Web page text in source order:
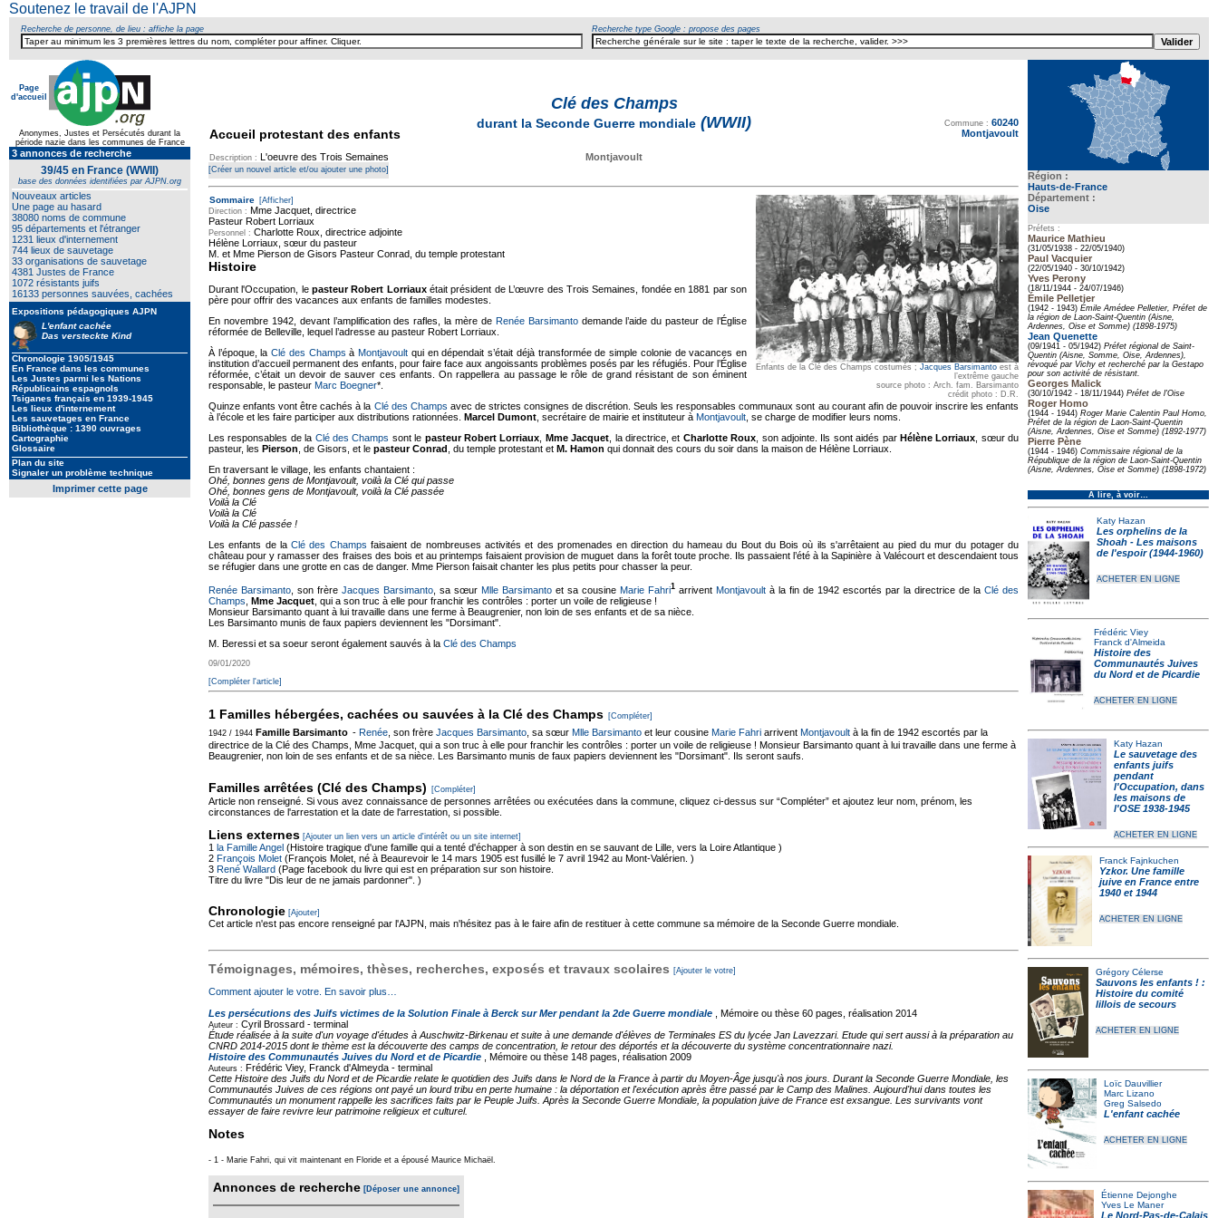
Soutenez le travail de l'AJPN
Recherche de personne, de lieu : affiche la page Recherche type Google : propose des pages
Page
d'accueil
Anonymes, Justes et Persécutés durant la
période nazie dans les communes de France
3 annonces de recherche
39/45 en France (WWII)
base des données identifiées par AJPN.org
Nouveaux articles
Une page au hasard
38080 noms de commune
95 départements et l'étranger
1231 lieux d'internement
744 lieux de sauvetage
33 organisations de sauvetage
4381 Justes de France
1072 résistants juifs
16133 personnes sauvées, cachées
Expositions pédagogiques AJPN
L'enfant cachée
Das versteckte Kind
Chronologie 1905/1945
En France dans les communes
Les Justes parmi les Nations
Républicains espagnols
Tsiganes français en 1939-1945
Les lieux d'internement
Les sauvetages en France
Bibliothèque : 1390 ouvrages
Cartographie
Glossaire
Plan du site
Signaler un problème technique
Imprimer cette page
Région :
Hauts-de-France
Département :
Oise
Préfets :
Maurice Mathieu
(31/05/1938 - 22/05/1940)
Paul Vacquier
(22/05/1940 - 30/10/1942)
Yves Perony
(18/11/1944 - 24/07/1946)
Émile Pelletier
(1942 - 1943) Émile Amédee Pelletier, Préfet de
la région de Laon-Saint-Quentin (Aisne,
Ardennes, Oise et Somme) (1898-1975)
Jean Quenette
(09/1941 - 05/1942) Préfet régional de Saint-
Quentin (Aisne, Somme, Oise, Ardennes),
révoqué par Vichy et recherché par la Gestapo
pour son activité de résistant.
Georges Malick
(30/10/1942 - 18/11/1944) Préfet de l'Oise
Roger Homo
(1944 - 1944) Roger Marie Calentin Paul Homo,
Préfet de la région de Laon-Saint-Quentin
(Aisne, Ardennes, Oise et Somme) (1892-1977)
Pierre Pène
(1944 - 1946) Commissaire régional de la
République de la région de Laon-Saint-Quentin
(Aisne, Ardennes, Oise et Somme) (1898-1972)
À lire, à voir…
Katy Hazan
Les orphelins de la
Shoah - Les maisons
de l'espoir (1944-1960)
ACHETER EN LIGNE
Frédéric Viey
Franck d'Almeida
Histoire des
Communautés Juives
du Nord et de Picardie
ACHETER EN LIGNE
Katy Hazan
Le sauvetage des
enfants juifs
pendant
l'Occupation, dans
les maisons de
l'OSE 1938-1945
ACHETER EN LIGNE
Franck Fajnkuchen
Yzkor. Une famille
juive en France entre
1940 et 1944
ACHETER EN LIGNE
Grégory Célerse
Sauvons les enfants ! :
Histoire du comité
lillois de secours
ACHETER EN LIGNE
Loïc Dauvillier
Marc Lizano
Greg Salsedo
L'enfant cachée
ACHETER EN LIGNE
Étienne Dejonghe
Yves Le Maner
Le Nord-Pas-de-Calais
Accueil protestant des enfants
Description : L'oeuvre des Trois Semaines
Clé des Champs
durant la Seconde Guerre mondiale (WWII)
Montjavoult
Commune : 60240
Montjavoult
[Créer un nouvel article et/ou ajouter une photo]
Enfants de la Clé des Champs costumés ; Jacques Barsimanto est à
l’extrême gauche
source photo : Arch. fam. Barsimanto
crédit photo : D.R.
Sommaire [Afficher]
Direction : Mme Jacquet, directrice
Pasteur Robert Lorriaux
Personnel : Charlotte Roux, directrice adjointe
Hélène Lorriaux, sœur du pasteur
M. et Mme Pierson de Gisors Pasteur Conrad, du temple protestant
Histoire
Durant l'Occupation, lepasteur Robert Lorriauxétait président de L’œuvre des Trois Semaines, fondée en 1881 par son
père pour offrir des vacances aux enfants de familles modestes.
En novembre 1942, devant l’amplification des rafles, la mère de Renée Barsimantodemande l’aide du pasteur de l’Église
réformée de Belleville, lequel l’adresse au pasteur Robert Lorriaux.
À l’époque, laClé des Champs àMontjavoult qui en dépendait s’était déjà transformée de simple colonie de vacances en
institution d’accueil permanent des enfants, pour faire face aux angoissants problèmes posés par les réfugiés. Pour l’Église
réformée, c’était un devoir de sauver ces enfants. On rappellera au passage le rôle de grand résistant de son éminent
responsable, le pasteur Marc Boegner*.
Quinze enfants vont être cachés à la Clé des Champs avec de strictes consignes de discrétion. Seuls les responsables communaux sont au courant afin de pouvoir inscrire les enfants
à l’école et les faire participer aux distributions rationnées. Marcel Dumont , secrétaire de mairie et instituteur à Montjavoult , se charge de modifier leurs noms.
Les responsables de la Clé des Champs sont le pasteur Robert Lorriaux Mme Jacquet , la directrice, et Charlotte Roux , son adjointe. Ils sont aidés par Hélène Lorriaux , sœur du
pasteur, les Pierson , de Gisors, et le pasteur Conrad , du temple protestant et M. Hamon qui donnait des cours du soir dans la maison de Hélène Lorriaux.
En traversant le village, les enfants chantaient :
Ohé, bonnes gens de Montjavoult, voilà la Clé qui passe
Ohé, bonnes gens de Montjavoult, voilà la Clé passée
Voilà la Clé
Voilà la Clé
Voilà la Clé passée !
Les enfants de laClé des Champs faisaient de nombreuses activités et des promenades en direction du hameau du Bout du Bois où ils s'arrêtaient au pied du mur du potager du
château pour y ramasser des fraises des bois et au printemps faisaient provision de muguet dans la forêt toute proche. Ils passaient l’été à la Sapinière à Valécourt et descendaient tous
se réfugier dans une grotte en cas de danger. Mme Pierson faisait chanter les plus petits pour chasser la peur.
Renée Barsimanto , son frère Jacques Barsimanto , sa sœur Mlle Barsimanto et sa cousine Marie Fahri1 arrivent Montjavoult à la fin de 1942 escortés par la directrice de la Clé des
Champs Mme Jacquet , qui a son truc à elle pour franchir les contrôles : porter un voile de religieuse !
Monsieur Barsimanto quant à lui travaille dans une ferme à Beaugrenier, non loin de ses enfants et de sa nièce.
Les Barsimanto munis de faux papiers deviennent les "Dorsimant".
M. Beressi et sa soeur seront également sauvés à la Clé des Champs
09/01/2020
[Compléter l'article]
1 Familles hébergées, cachées ou sauvées à la Clé des Champs [Compléter]
1942 / 1944 Famille Barsimanto - Renée , son frère Jacques Barsimanto , sa sœur Mlle Barsimanto et leur cousine Marie Fahri arrivent Montjavoult à la fin de 1942 escortés par la
directrice de la Clé des Champs, Mme Jacquet, qui a son truc à elle pour franchir les contrôles : porter un voile de religieuse ! Monsieur Barsimanto quant à lui travaille dans une ferme à
Beaugrenier, non loin de ses enfants et de sa nièce. Les Barsimanto munis de faux papiers deviennent les "Dorsimant". Ils seront saufs.
Familles arrêtées (Clé des Champs) [Compléter]
Article non renseigné. Si vous avez connaissance de personnes arrêtées ou exécutées dans la commune, cliquez ci-dessus sur “Compléter” et ajoutez leur nom, prénom, les
circonstances de l'arrestation et la date de l'arrestation, si possible.
Liens externes [Ajouter un lien vers un article d'intérêt ou un site internet]
1 la Famille Angel (Histoire tragique d'une famille qui a tenté d'échapper à son destin en se sauvant de Lille, vers la Loire Atlantique )
2 François Molet (François Molet, né à Beaurevoir le 14 mars 1905 est fusillé le 7 avril 1942 au Mont-Valérien. )
3 René Wallard (Page facebook du livre qui est en préparation sur son histoire.
Titre du livre "Dis leur de ne jamais pardonner". )
Chronologie [Ajouter]
Cet article n'est pas encore renseigné par l'AJPN, mais n'hésitez pas à le faire afin de restituer à cette commune sa mémoire de la Seconde Guerre mondiale.
Témoignages, mémoires, thèses, recherches, exposés et travaux scolaires [Ajouter le votre]
Comment ajouter le votre. En savoir plus…
Les persécutions des Juifs victimes de la Solution Finale à Berck sur Mer pendant la 2de Guerre mondiale
, Mémoire ou thèse 60 pages, réalisation 2014
Auteur : Cyril Brossard - terminal
Étude réalisée à la suite d'un voyage d'études à Auschwitz-Birkenau et suite à une demande d'élèves de Terminales ES du lycée Jan Lavezzari. Etude qui sert aussi à la préparation au
CNRD 2014-2015 dont le thème est la découverte des camps de concentration, le retour des déportés et la découverte du système concentrationnaire nazi.
Histoire des Communautés Juives du Nord et de Picardie , Mémoire ou thèse 148 pages, réalisation 2009
Auteurs : Frédéric Viey, Franck d'Almeyda - terminal
Cette Histoire des Juifs du Nord et de Picardie relate le quotidien des Juifs dans le Nord de la France à partir du Moyen-Âge jusqu'à nos jours. Durant la Seconde Guerre Mondiale, les
Communautés Juives de ces régions ont payé un lourd tribu en perte humaine : la déportation et l'exécution après être passé par le Camp des Malines. Aujourd'hui dans toutes les
Communautés un monument rappelle les sacrifices faits par le Peuple Juifs. Après la Seconde Guerre Mondiale, la population juive de France est exsangue. Les survivants vont
essayer de faire revivre leur patrimoine religieux et culturel.
Notes
- 1 - Marie Fahri, qui vit maintenant en Floride et a épousé Maurice Michaël.
Annonces de recherche [Déposer une annonce]